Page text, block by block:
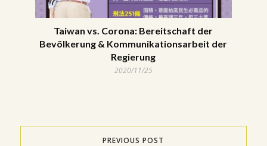
Taiwan vs. Corona: Bereitschaft der
Bevölkerung & Kommunikationsarbeit der
Regierung
2020/11/25
PREVIOUS POST